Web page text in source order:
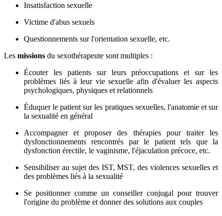
Insatisfaction sexuelle
Victime d'abus sexuels
Questionnements sur l'orientation sexuelle, etc.
Les missions du sexothérapeute sont multiples :
Écouter les patients sur leurs préoccupations et sur les
problèmes liés à leur vie sexuelle afin d'évaluer les aspects
psychologiques, physiques et relationnels
Éduquer le patient sur les pratiques sexuelles, l'anatomie et sur
la sexualité en général
Accompagner et proposer des thérapies pour traiter les
dysfonctionnements rencontrés par le patient tels que la
dysfonction érectile, le vaginisme, l'éjaculation précoce, etc.
Sensibiliser au sujet des IST, MST, des violences sexuelles et
des problèmes liés à la sexualité
Se positionner comme un conseiller conjugal pour trouver
l'origine du problème et donner des solutions aux couples